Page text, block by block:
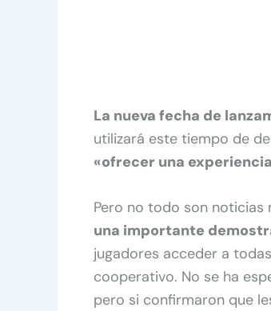
La nueva fecha de
utilizará este tiempo de
«ofrecer una
Pero no todo son noticias
una importante
jugadores acceder a
cooperativo. No se ha
pero si confirmaron que